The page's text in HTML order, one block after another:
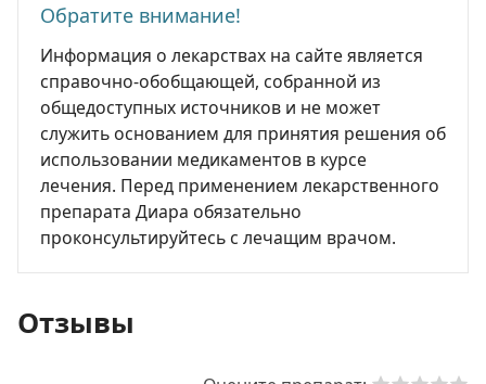
Обратите внимание!
Информация о лекарствах на сайте является
справочно-обобщающей, собранной из
общедоступных источников и не может
служить основанием для принятия решения об
использовании медикаментов в курсе
лечения. Перед применением лекарственного
препарата Диара обязательно
проконсультируйтесь с лечащим врачом.
Отзывы